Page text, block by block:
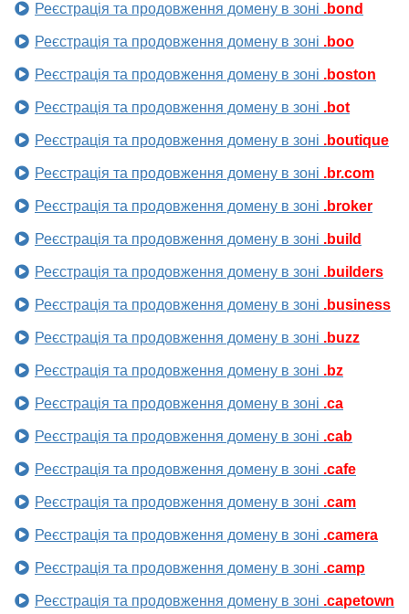
Реєстрація та продовження домену в зоні .bond
Реєстрація та продовження домену в зоні .boo
Реєстрація та продовження домену в зоні .boston
Реєстрація та продовження домену в зоні .bot
Реєстрація та продовження домену в зоні .boutique
Реєстрація та продовження домену в зоні .br.com
Реєстрація та продовження домену в зоні .broker
Реєстрація та продовження домену в зоні .build
Реєстрація та продовження домену в зоні .builders
Реєстрація та продовження домену в зоні .business
Реєстрація та продовження домену в зоні .buzz
Реєстрація та продовження домену в зоні .bz
Реєстрація та продовження домену в зоні .ca
Реєстрація та продовження домену в зоні .cab
Реєстрація та продовження домену в зоні .cafe
Реєстрація та продовження домену в зоні .cam
Реєстрація та продовження домену в зоні .camera
Реєстрація та продовження домену в зоні .camp
Реєстрація та продовження домену в зоні .capetown